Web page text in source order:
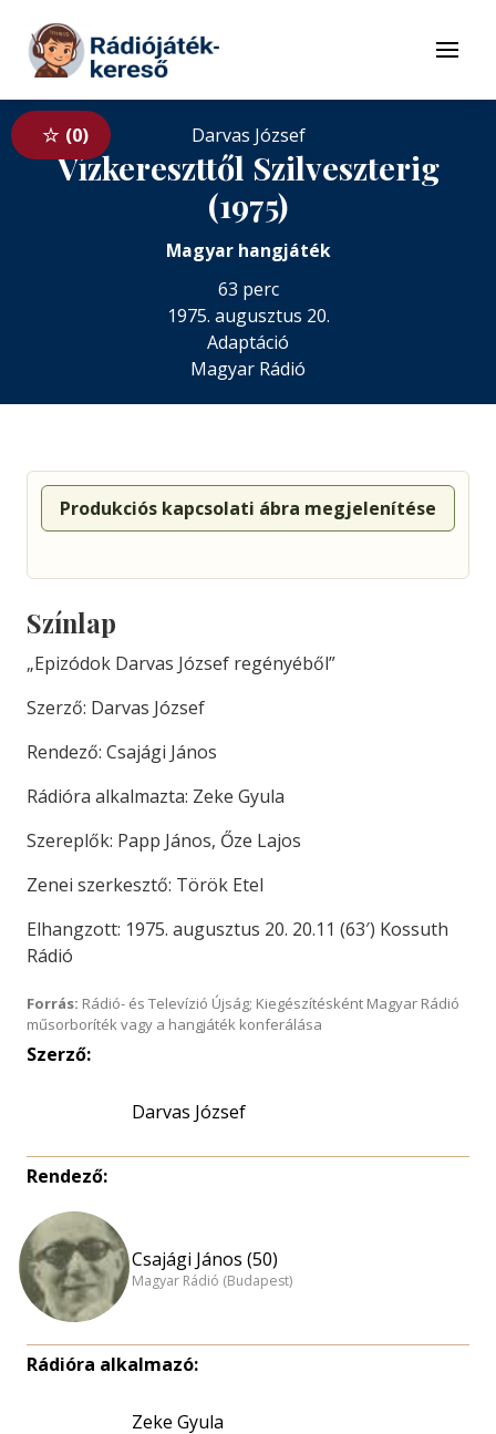
Tovább a tartalomhoz
Menü
0 Darvas József
Vízkereszttől Szilveszterig
(1975)
Magyar hangjáték
63 perc
1975. augusztus 20.
Adaptáció
Magyar Rádió
Produkciós kapcsolati ábra megjelenítése
Színlap
„Epizódok Darvas József regényéből”
Szerző: Darvas József
Rendező: Csajági János
Rádióra alkalmazta: Zeke Gyula
Szereplők: Papp János, Őze Lajos
Zenei szerkesztő: Török Etel
Elhangzott: 1975. augusztus 20. 20.11 (63′) Kossuth
Rádió
Forrás: Rádió- és Televízió Újság; Kiegészítésként Magyar Rádió
műsorboríték vagy a hangjáték konferálása
Szerző:
Darvas József
Rendező:
Csajági János (50)
Magyar Rádió (Budapest)
Rádióra alkalmazó:
Zeke Gyula